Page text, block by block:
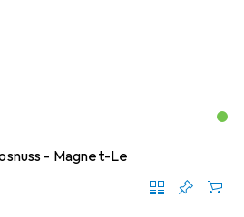
- Magnet-Le